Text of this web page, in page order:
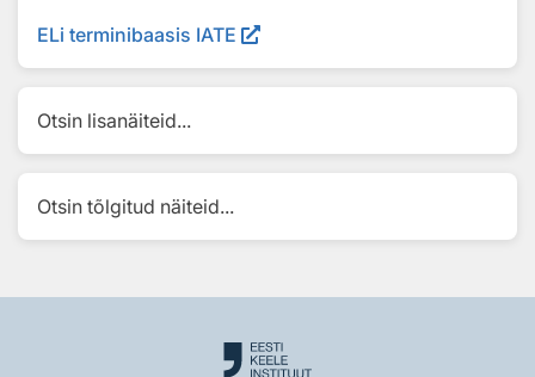
ELi terminibaasis IATE
Otsin lisanäiteid...
Otsin tõlgitud näiteid...